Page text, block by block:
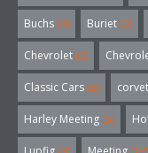
Buchs (4) Buriet (3)
Chevrolet (3)
Classic Cars (3)
Harley Meeting (5)